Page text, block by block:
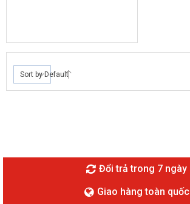
Sort by Default
Đổi trả trong 7 ngày
Giao hàng toàn quốc